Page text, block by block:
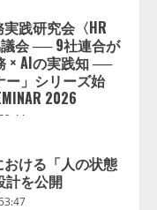
おける「人の状態
計を公開
標「mirAIs（ミ
到達目標を決定